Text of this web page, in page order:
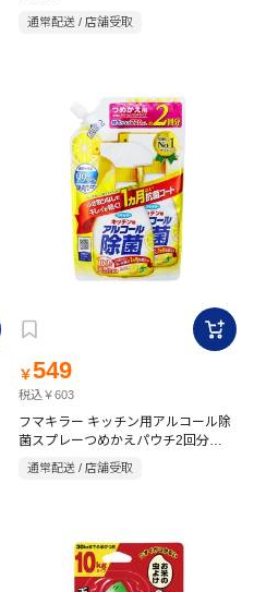
通常配送 / 店舗受取
￥549
税込￥603
フマキラー キッチン用アルコール除
菌スプレーつめかえパウチ2回分
通常配送 / 店舗受取